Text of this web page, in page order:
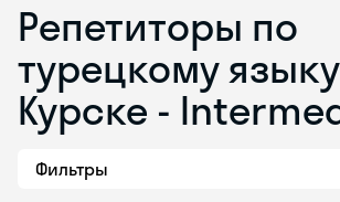
Репетиторы по
турецкому
Курске -
Фильтры
online